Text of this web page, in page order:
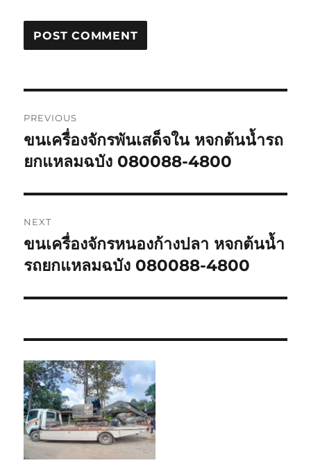
navigation
PREVIOUS
Previous
post:
ขนเครื่องจักรพันเสด็จใน หจกต้นน้ำรถ
ยกแหลมฉบัง 080088-4800
NEXT
Next
post:
ขนเครื่องจักรหนองก้างปลา หจกต้นน้ำ
รถยกแหลมฉบัง 080088-4800